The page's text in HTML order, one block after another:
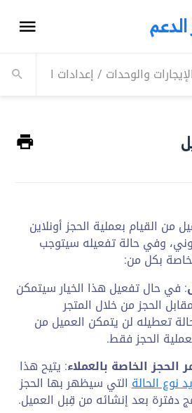
الإيجارات والوحدات /إعدادات الإيجارات
من القيام بعملية الحجز أونلاين
وفي حالة تفعيله سيتوجب
بكل من:
: في حال تفعيل هذا الخيار سيتمكن
الحجز من خلال المتجر
تعطيله لن يتمكن العميل من
الحجز فقط.
الحجز الخاصة بالعملاء: يتيح هذا
نوع الحالةالتي سيظهر بها الحجز
دفترة بعد إنشائه من قِبل العميل.